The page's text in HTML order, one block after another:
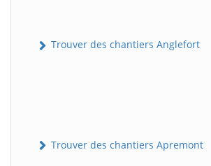
Trouver des chantiers Anglefort
Trouver des chantiers Apremont